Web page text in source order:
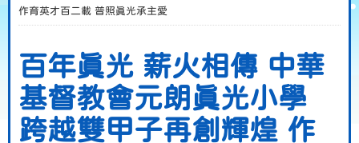
作育英才百二載 普照真光承主愛
百年真光 薪火相傳 中華
基督教會元朗真光小學
跨越雙甲子再創輝煌 作